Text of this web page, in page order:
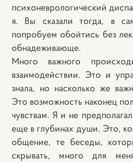
психоневрологический
я. Вы сказали тогда, в
попробуем обойтись без
обнадеживающе.
Много важного
взаимодействии. Это и
знала, но насколько же
Это возможность наконец
чувствам. Я и не
еще в глубинах души. Это,
общение, те беседы,
скрывать, много для